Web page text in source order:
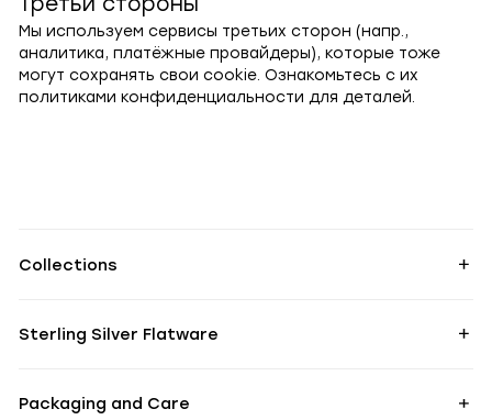
Мы используем сервисы третьих сторон (напр.,
аналитика, платёжные провайдеры), которые тоже
могут сохранять свои cookie. Ознакомьтесь с их
политиками конфиденциальности для деталей.
Collections
Sterling Silver Flatware
Packaging and Care